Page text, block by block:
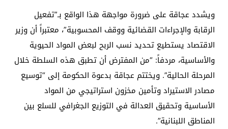
ويشدد عجاقة على ضرورة مواجهة هذا الواقع بـ”تفعيل
الرقابة والإجراءات القضائية ووقف المحسوبية”، معتبراً أن وزير
الاقتصاد يستطيع تحديد نسب الربح لبعض المواد الحيوية
والأساسية، مردفاً: “من المفترض أن تطبق هذه السلطة خلال
المرحلة الحالية”. ويختتم عجاقة بدعوة الحكومة إلى “توسيع
مصادر الاستيراد وتأمين مخزون استراتيجي من المواد
الأساسية وتحقيق العدالة في التوزيع الجغرافي للسلع بين
المناطق اللبنانية”.